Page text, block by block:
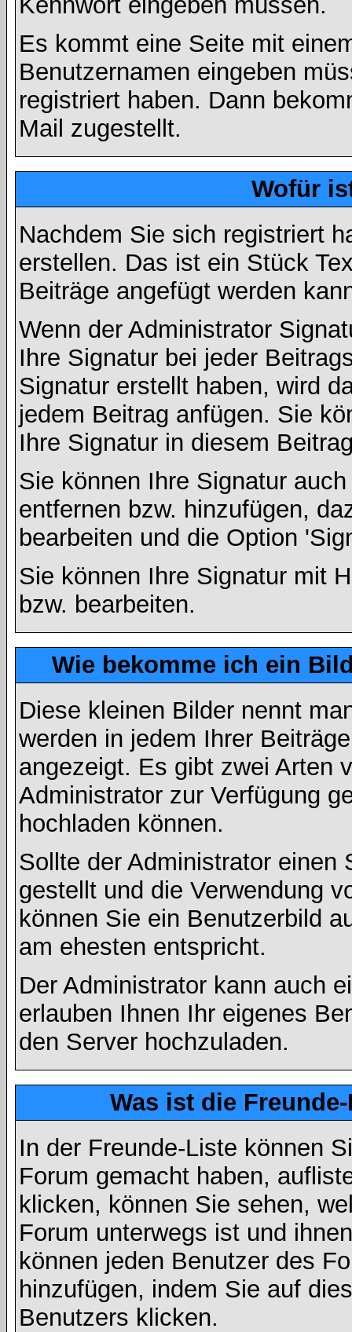
Es kommt eine Seite mit
Benutzernamen eingeben
registriert haben. Dann
Mail zugestellt.
Wofür
Nachdem Sie sich registriert
erstellen. Das ist ein Stück
Beiträge angefügt werden
Wenn der Administrator
Ihre Signatur bei jeder
Signatur erstellt haben, wird
jedem Beitrag anfügen. Sie
Ihre Signatur in diesem
Sie können Ihre Signatur
entfernen bzw. hinzufügen,
bearbeiten und die Option
Sie können Ihre Signatur mit
bzw. bearbeiten.
Wie bekomme ich ein
Diese kleinen Bilder nennt
werden in jedem Ihrer
angezeigt. Es gibt zwei Arten
Administrator zur Verfügung
hochladen können.
Sollte der Administrator einen
gestellt und die Verwendung
können Sie ein Benutzerbild
am ehesten entspricht.
Der Administrator kann auch
erlauben Ihnen Ihr eigenes
den Server hochzuladen.
Was ist die
In der Freunde-Liste können
Forum gemacht haben,
klicken, können Sie sehen,
Forum unterwegs ist und
können jeden Benutzer des
hinzufügen, indem Sie auf
Benutzers klicken.